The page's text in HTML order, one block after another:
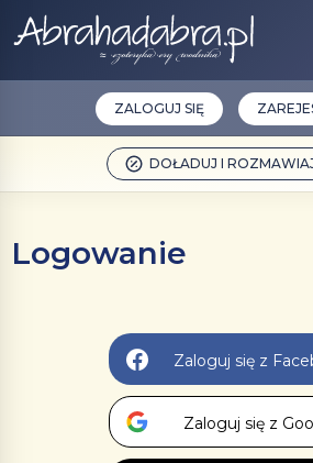
DOŁADUJ I
ZALOGUJ SIĘ
Logowanie
Zaloguj się z
Zaloguj się z